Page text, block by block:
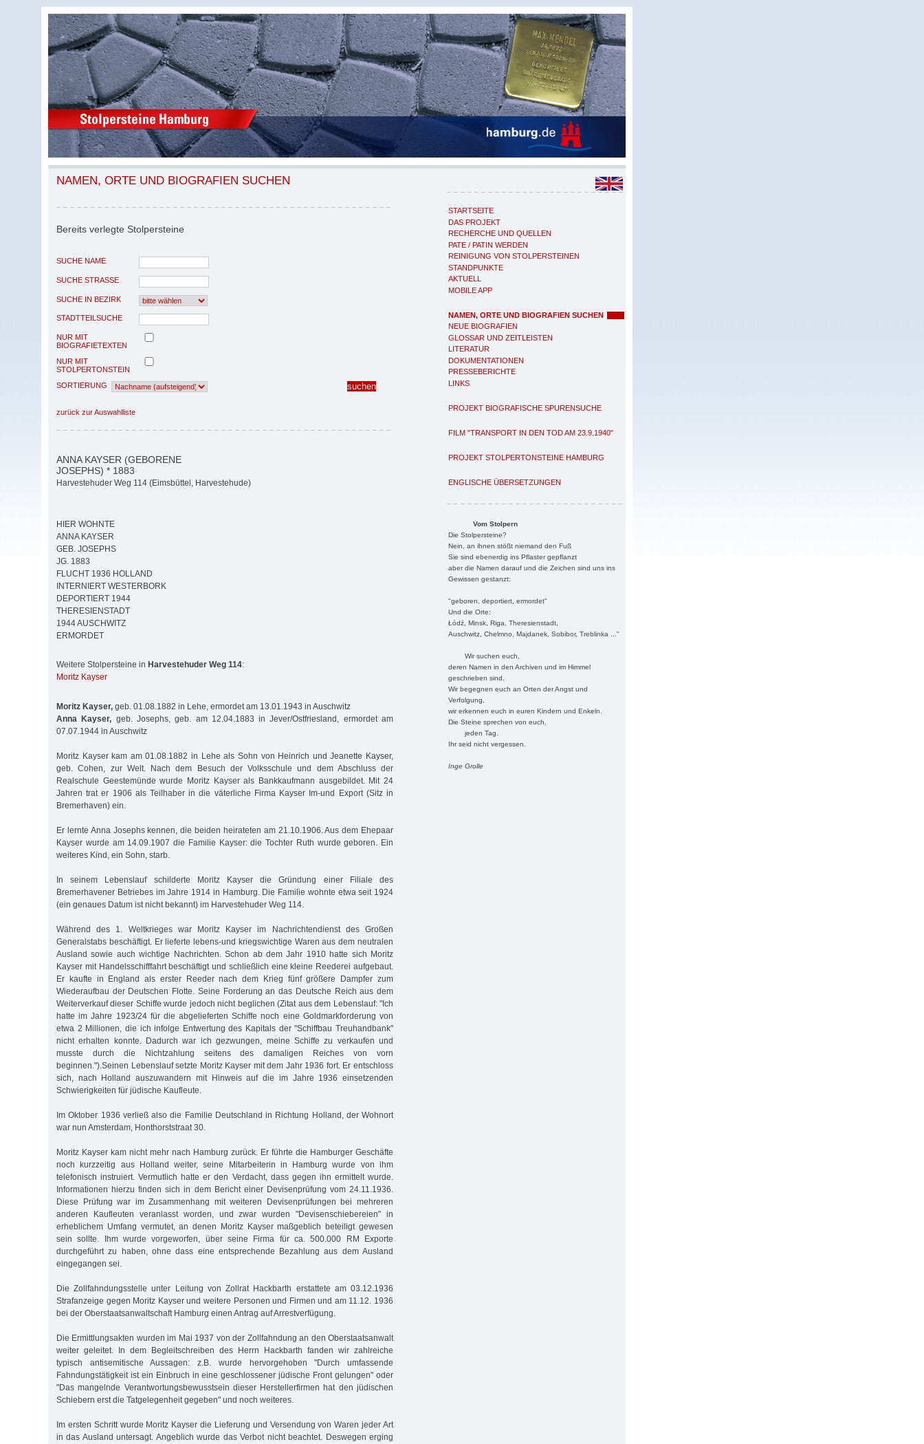
STARTSEITE
DAS PROJEKT
RECHERCHE UND QUELLEN
PATE / PATIN WERDEN
REINIGUNG VON STOLPERSTEINEN
STANDPUNKTE
AKTUELL
MOBILE APP
NAMEN, ORTE UND BIOGRAFIEN SUCHEN
NEUE BIOGRAFIEN
GLOSSAR UND ZEITLEISTEN
LITERATUR
DOKUMENTATIONEN
PRESSEBERICHTE
LINKS
PROJEKT BIOGRAFISCHE SPURENSUCHE
FILM "TRANSPORT IN DEN TOD AM 23.9.1940"
PROJEKT STOLPERTONSTEINE HAMBURG
ENGLISCHE ÜBERSETZUNGEN
Vom Stolpern
Die Stolpersteine?
Nein, an ihnen stößt niemand den Fuß
Sie sind ebenerdig ins Pflaster gepflanzt
aber die Namen darauf und die Zeichen sind uns ins
Gewissen gestanzt:
"geboren, deportiert, ermordet"
Und die Orte:
Łódź, Minsk, Riga, Theresienstadt,
Auschwitz, Chelmno, Majdanek, Sobibor, Treblinka ..."
Wir suchen euch,
deren Namen in den Archiven und im Himmel
geschrieben sind.
Wir begegnen euch an Orten der Angst und
Verfolgung,
wir erkennen euch in euren Kindern und Enkeln.
Die Steine sprechen von euch,
jeden Tag.
Ihr seid nicht vergessen.
Inge Grolle
NAMEN, ORTE UND BIOGRAFIEN SUCHEN
Bereits verlegte Stolpersteine
SUCHE NAME
SUCHE STRASSE
SUCHE IN BEZIRK
STADTTEILSUCHE
NUR MIT
BIOGRAFIETEXTEN
NUR MIT
STOLPERTONSTEIN
SORTIERUNG
zurück zur Auswahlliste
ANNA KAYSER (GEBORENE
JOSEPHS) * 1883
Harvestehuder Weg 114 (Eimsbüttel, Harvestehude)
HIER WOHNTE
ANNA KAYSER
GEB. JOSEPHS
JG. 1883
FLUCHT 1936 HOLLAND
INTERNIERT WESTERBORK
DEPORTIERT 1944
THERESIENSTADT
1944 AUSCHWITZ
ERMORDET
Weitere Stolpersteine in Harvestehuder Weg 114:
Moritz Kayser
Moritz Kayser, geb. 01.08.1882 in Lehe, ermordet am 13.01.1943 in Auschwitz
Anna Kayser, geb. Josephs, geb. am 12.04.1883 in Jever/Ostfriesland, ermordet am
07.07.1944 in Auschwitz
Moritz Kayser kam am 01.08.1882 in Lehe als Sohn von Heinrich und Jeanette Kayser,
geb. Cohen, zur Welt. Nach dem Besuch der Volksschule und dem Abschluss der
Realschule Geestemünde wurde Moritz Kayser als Bankkaufmann ausgebildet. Mit 24
Jahren trat er 1906 als Teilhaber in die väterliche Firma Kayser Im-und Export (Sitz in
Bremerhaven) ein.
Er lernte Anna Josephs kennen, die beiden heirateten am 21.10.1906. Aus dem Ehepaar
Kayser wurde am 14.09.1907 die Familie Kayser: die Tochter Ruth wurde geboren. Ein
weiteres Kind, ein Sohn, starb.
In seinem Lebenslauf schilderte Moritz Kayser die Gründung einer Filiale des
Bremerhavener Betriebes im Jahre 1914 in Hamburg. Die Familie wohnte etwa seit 1924
(ein genaues Datum ist nicht bekannt) im Harvestehuder Weg 114.
Während des 1. Weltkrieges war Moritz Kayser im Nachrichtendienst des Großen
Generalstabs beschäftigt. Er lieferte lebens-und kriegswichtige Waren aus dem neutralen
Ausland sowie auch wichtige Nachrichten. Schon ab dem Jahr 1910 hatte sich Moritz
Kayser mit Handelsschifffahrt beschäftigt und schließlich eine kleine Reederei aufgebaut.
Er kaufte in England als erster Reeder nach dem Krieg fünf größere Dampfer zum
Wiederaufbau der Deutschen Flotte. Seine Forderung an das Deutsche Reich aus dem
Weiterverkauf dieser Schiffe wurde jedoch nicht beglichen (Zitat aus dem Lebenslauf: "Ich
hatte im Jahre 1923/24 für die abgelieferten Schiffe noch eine Goldmarkforderung von
etwa 2 Millionen, die ich infolge Entwertung des Kapitals der "Schiffbau Treuhandbank"
nicht erhalten konnte. Dadurch war ich gezwungen, meine Schiffe zu verkaufen und
musste durch die Nichtzahlung seitens des damaligen Reiches von vorn
beginnen.").Seinen Lebenslauf setzte Moritz Kayser mit dem Jahr 1936 fort. Er entschloss
sich, nach Holland auszuwandern mit Hinweis auf die im Jahre 1936 einsetzenden
Schwierigkeiten für jüdische Kaufleute.
Im Oktober 1936 verließ also die Familie Deutschland in Richtung Holland, der Wohnort
war nun Amsterdam, Honthorststraat 30.
Moritz Kayser kam nicht mehr nach Hamburg zurück. Er führte die Hamburger Geschäfte
noch kurzzeitig aus Holland weiter, seine Mitarbeiterin in Hamburg wurde von ihm
telefonisch instruiert. Vermutlich hatte er den Verdacht, dass gegen ihn ermittelt wurde.
Informationen hierzu finden sich in dem Bericht einer Devisenprüfung vom 24.11.1936.
Diese Prüfung war im Zusammenhang mit weiteren Devisenprüfungen bei mehreren
anderen Kaufleuten veranlasst worden, und zwar wurden "Devisenschiebereien" in
erheblichem Umfang vermutet, an denen Moritz Kayser maßgeblich beteiligt gewesen
sein sollte. Ihm wurde vorgeworfen, über seine Firma für ca. 500.000 RM Exporte
durchgeführt zu haben, ohne dass eine entsprechende Bezahlung aus dem Ausland
eingegangen sei.
Die Zollfahndungsstelle unter Leitung von Zollrat Hackbarth erstattete am 03.12.1936
Strafanzeige gegen Moritz Kayser und weitere Personen und Firmen und am 11.12. 1936
bei der Oberstaatsanwaltschaft Hamburg einen Antrag auf Arrestverfügung.
Die Ermittlungsakten wurden im Mai 1937 von der Zollfahndung an den Oberstaatsanwalt
weiter geleitet. In dem Begleitschreiben des Herrn Hackbarth fanden wir zahlreiche
typisch antisemitische Aussagen: z.B. wurde hervorgehoben "Durch umfassende
Fahndungstätigkeit ist ein Einbruch in eine geschlossener jüdische Front gelungen" oder
"Das mangelnde Verantwortungsbewusstsein dieser Herstellerfirmen hat den jüdischen
Schiebern erst die Tatgelegenheit gegeben" und noch weiteres.
Im ersten Schritt wurde Moritz Kayser die Lieferung und Versendung von Waren jeder Art
in das Ausland untersagt. Angeblich wurde das Verbot nicht beachtet. Deswegen erging